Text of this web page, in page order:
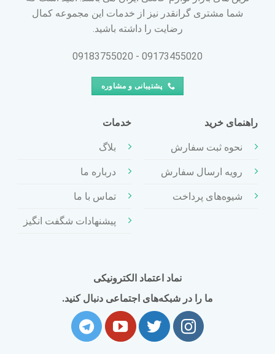
شما مشتری گرانقدر نیز از خدمات این مجموعه کمال
رضایت را داشته باشید.
09173455020 - 09183755020
پشتیبانی و مشاوره
راهنمای خرید
نحوه ثبت سفارش
رویه ارسال سفارش
شیوه‌های پرداخت
خدمات
بلاگ
درباره ما
تماس با ما
پیشنهادات شگفت انگیز
نماد اعتماد الکترونیکی
ما را در شبکه‌های اجتماعی دنبال کنید.